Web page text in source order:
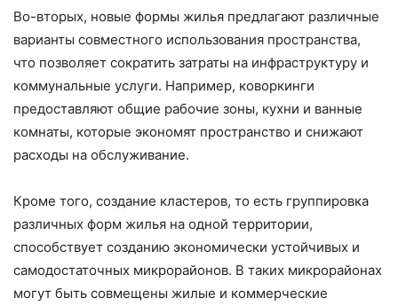
Во-вторых, новые формы жилья предлагают различные
варианты совместного использования пространства,
что позволяет сократить затраты на инфраструктуру и
коммунальные услуги. Например, коворкинги
предоставляют общие рабочие зоны, кухни и ванные
комнаты, которые экономят пространство и снижают
расходы на обслуживание.
Кроме того, создание кластеров, то есть группировка
различных форм жилья на одной территории,
способствует созданию экономически устойчивых и
самодостаточных микрорайонов. В таких микрорайонах
могут быть совмещены жилые и коммерческие